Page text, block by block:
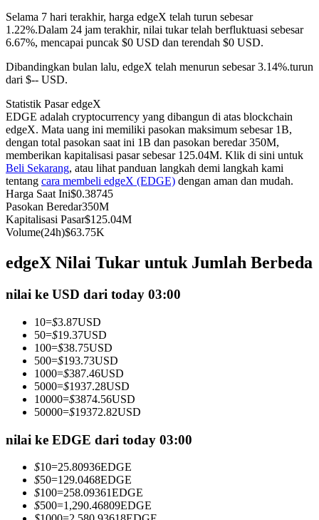
USDC Berjangka
Copy Trading
Bergabunglah dengan pedagang top
Menjadi Pedagang Salinan
Nikmati pembagian keuntungan dan komisi copy trading
Selama 7 hari terakhir, harga edgeX telah turun sebesar
1.22%.Dalam 24 jam terakhir, nilai tukar telah berfluktuasi sebesar
6.67%, mencapai puncak $0 USD dan terendah $0 USD.
Dibandingkan bulan lalu, edgeX telah menurun sebesar 3.14%.turun
dari $-- USD.
Statistik Pasar edgeX
EDGE adalah cryptocurrency yang dibangun di atas blockchain
edgeX. Mata uang ini memiliki pasokan maksimum sebesar 1B,
dengan total pasokan saat ini 1B dan pasokan beredar 350M,
memberikan kapitalisasi pasar sebesar 125.04M. Klik di sini untuk
Beli Sekarang, atau lihat panduan langkah demi langkah kami
tentang cara membeli edgeX (EDGE) dengan aman dan mudah.
Harga Saat Ini$0.38745
Pasokan Beredar350M
Kapitalisasi Pasar$125.04M
Volume(24h)$63.75K
edgeX Nilai Tukar untuk Jumlah Berbeda
nilai ke USD dari today 03:00
10=$3.87USD
50=$19.37USD
100=$38.75USD
500=$193.73USD
1000=$387.46USD
5000=$1937.28USD
10000=$3874.56USD
50000=$19372.82USD
nilai ke EDGE dari today 03:00
$10=25.80936EDGE
$50=129.0468EDGE
$100=258.09361EDGE
$500=1,290.46809EDGE